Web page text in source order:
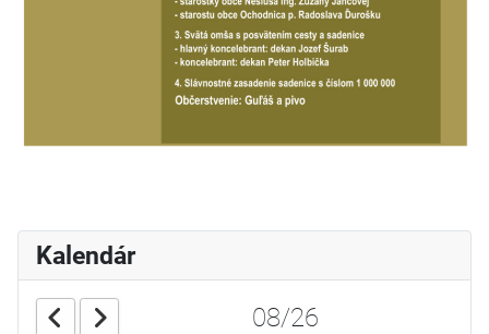
Kalendár
08/26